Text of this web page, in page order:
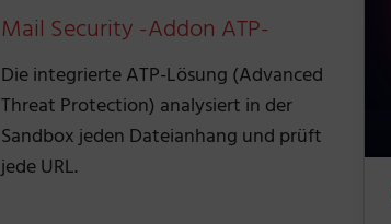
Mail Security -Addon ATP-
Die integrierte ATP-Lösung (Advanced
Threat Protection) analysiert in der
Sandbox jeden Dateianhang und prüft
jede URL.